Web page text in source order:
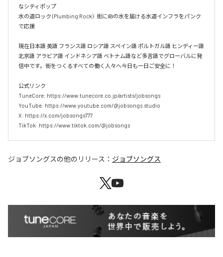
なシティポップ
水の道ロック (Plumbing Rock): 街に命の水を届ける水道インフラをパンク
で応援
現在日本語 英語 フランス語 ロシア語 スペイン語 ポルトガル語 ヒンディー語
北京語 アラビア語 インドネシア語 ベトナム語など多言語でグローバルに発
信中です。街をつくるすべての働く人々へ今日も一日ご安全に！
公式リンク
TuneCore: https://www.tunecore.co.jp/artists/jobsongs
YouTube: https://www.youtube.com/@jobsongs.studio
X: https://x.com/jobsongs777
TikTok: https://www.tiktok.com/@jobsongs
ジョブソングスの他のリリース： ジョブソングス